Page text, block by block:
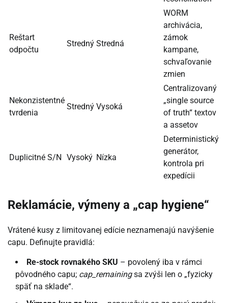
Reštart
odpočtu
Stredný Stredná
WORM
archivácia,
zámok
kampane,
schvaľovanie
zmien
Nekonzistentné
tvrdenia
Stredný Vysoká
Centralizovaný
„single source
of truth“ textov
a assetov
Duplicitné S/N Vysoký Nízka
Deterministický
generátor,
kontrola pri
expedícii
Reklamácie, výmeny a „cap hygiene“
Vrátené kusy z limitovanej edície neznamenajú navýšenie
capu. Definujte pravidlá:
Re-stock rovnakého SKU – povolený iba v rámci
pôvodného capu; cap_remainingsa zvýši len o „fyzicky
späť na sklade“.